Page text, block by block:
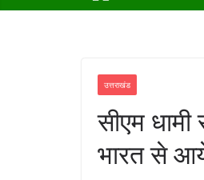
उत्तराखंड
सीएम
भारत से